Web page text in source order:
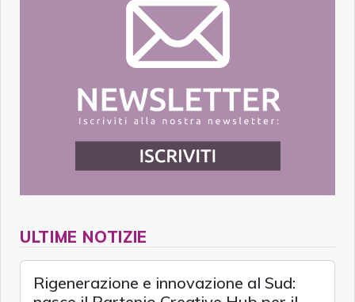
ULTIME NOTIZIE
Rigenerazione e innovazione al Sud: